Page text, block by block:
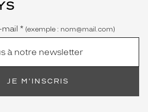
* (exemple : nom@mail.com)
JE M'INSCRIS